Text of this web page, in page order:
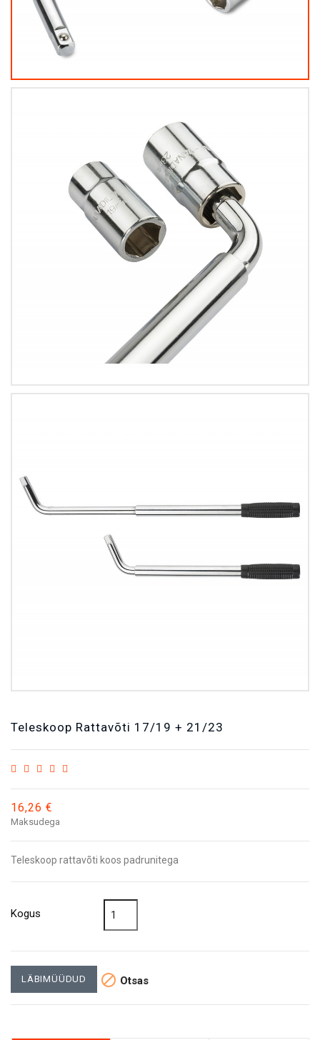
Teleskoop Rattavõti 17/19 + 21/23
16,26 €
Maksudega
Teleskoop rattavõti koos padrunitega
Kogus
LÄBIMÜÜDUD  Otsas